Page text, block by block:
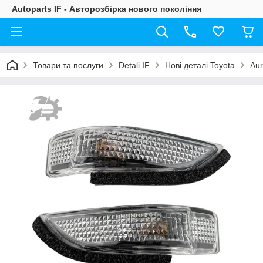
Autoparts IF - Авторозбірка нового покоління
Товари та послуги Detali IF Нові деталі Toyota